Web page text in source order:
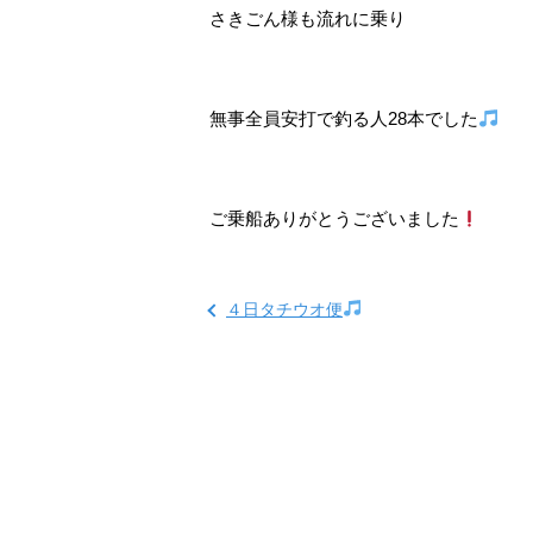
さきごん様も流れに乗り
無事全員安打で釣る人28本でした
ご乗船ありがとうございました
４日タチウオ便